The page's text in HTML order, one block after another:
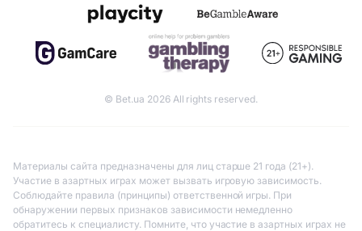
© Bet.ua 2026 All rights reserved.
Материалы сайта предназначены для лиц старше 21 года (21+).
Участие в азартных играх может вызвать игровую зависимость.
Соблюдайте правила (принципы) ответственной игры. При
обнаружении первых признаков зависимости немедленно
обратитесь к специалисту. Помните, что участие в азартных играх не